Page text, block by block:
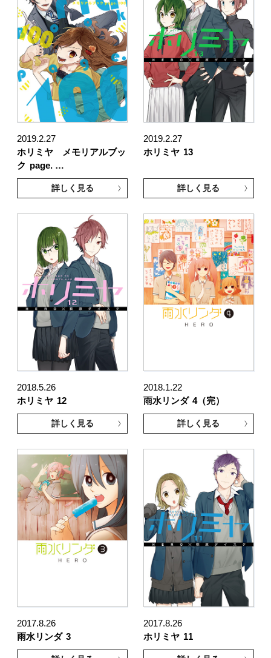
2019.2.27
ホリミヤ メモリアルブッ
ク page. …
詳しく見る
2019.2.27
ホリミヤ 13
詳しく見る
2018.5.26
ホリミヤ 12
詳しく見る
2018.1.22
雨水リンダ 4（完）
詳しく見る
2017.8.26
雨水リンダ 3
2017.8.26
ホリミヤ 11